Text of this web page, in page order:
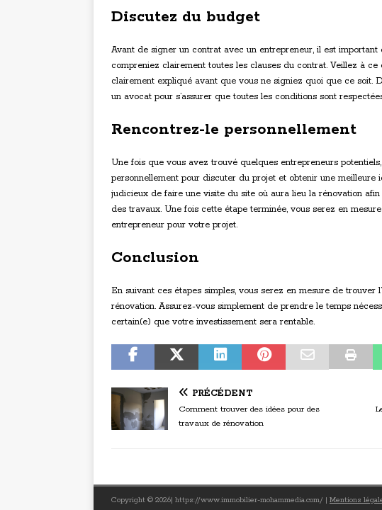
Discutez du budget
Avant de signer un contrat avec un entrepreneur, il est
compreniez clairement toutes les clauses du contrat. Veillez à
clairement expliqué avant que vous ne signiez quoi que ce soit.
un avocat pour s’assurer que toutes les conditions sont
Rencontrez-le personnellement
Une fois que vous avez trouvé quelques entrepreneurs
personnellement pour discuter du projet et obtenir une meilleure
judicieux de faire une visite du site où aura lieu la rénovation
des travaux. Une fois cette étape terminée, vous serez en
entrepreneur pour votre projet.
Conclusion
En suivant ces étapes simples, vous serez en mesure de trouver
rénovation. Assurez-vous simplement de prendre le temps
certain(e) que votre investissement sera rentable.
PRÉCÉDENT
Comment trouver des idées pour des
travaux de rénovation
Copyright © 2026| https://www.immobilier-mohammedia.com/ | Mentions